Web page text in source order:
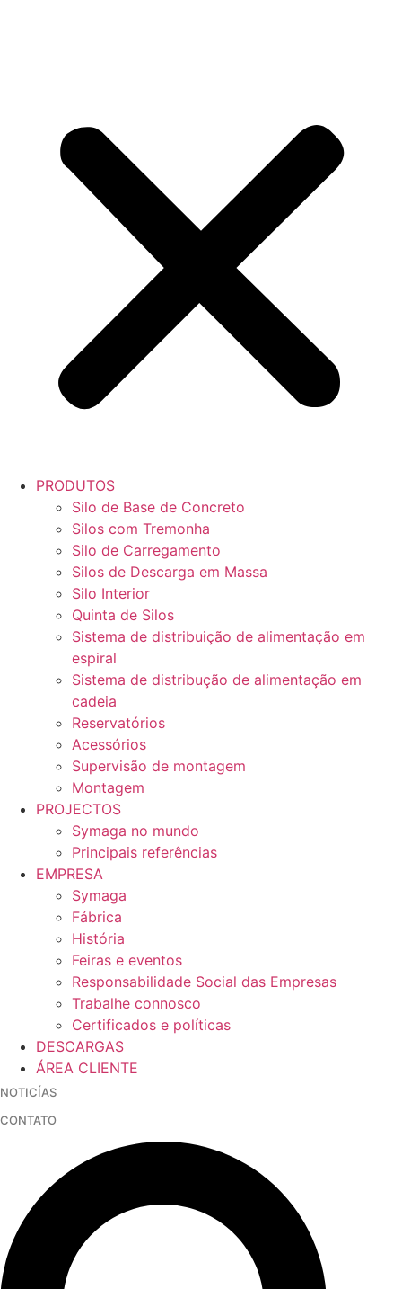
PRODUTOS
Silo de Base de Concreto
Silos com Tremonha
Silo de Carregamento
Silos de Descarga em Massa
Silo Interior
Quinta de Silos
Sistema de distribuição de alimentação em
espiral
Sistema de distribução de alimentação em
cadeia
Reservatórios
Acessórios
Supervisão de montagem
Montagem
PROJECTOS
Symaga no mundo
Principais referências
EMPRESA
Symaga
Fábrica
História
Feiras e eventos
Responsabilidade Social das Empresas
Trabalhe connosco
Certificados e políticas
DESCARGAS
ÁREA CLIENTE
NOTICÍAS
CONTATO